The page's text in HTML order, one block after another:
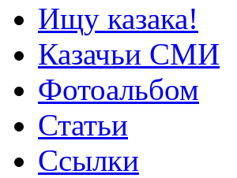
Ищу казака!
Казачьи СМИ
Фотоальбом
Статьи
Ссылки